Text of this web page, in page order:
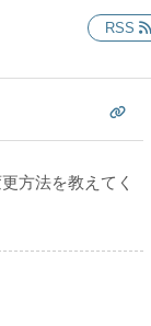
RSS
方法を教えてく